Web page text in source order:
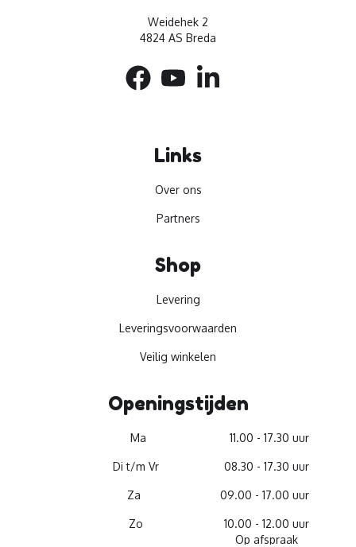
Weidehek 2
4824 AS Breda
Links
Over ons
Partners
Shop
Levering
Leveringsvoorwaarden
Veilig winkelen
Openingstijden
Ma 11.00 - 17.30 uur
Di t/m Vr 08.30 - 17.30 uur
Za 09.00 - 17.00 uur
Zo
10.00 - 12.00 uur
Op afspraak